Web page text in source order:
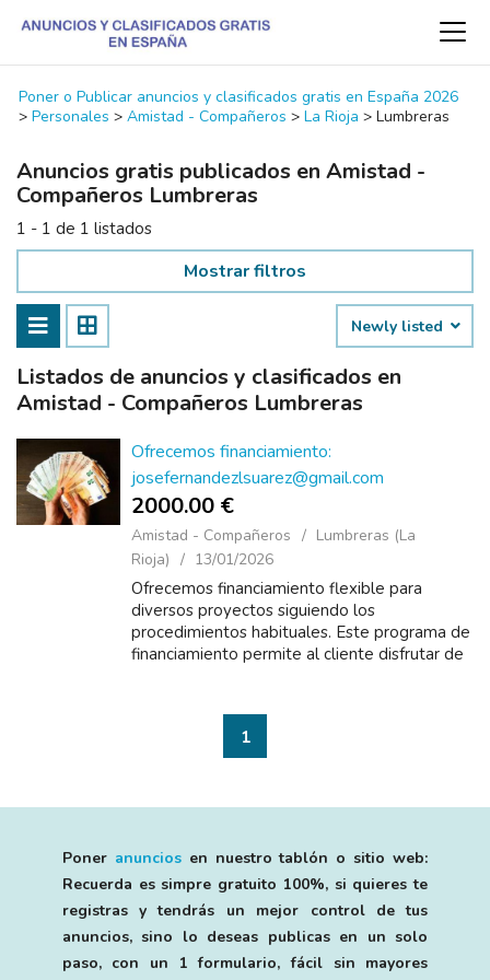
Poner o Publicar anuncios y clasificados gratis en España 2026
> Personales > Amistad - Compañeros > La Rioja > Lumbreras
Anuncios gratis publicados en Amistad -
Compañeros Lumbreras
1 - 1 de 1 listados
Mostrar filtros
Newly listed
Listados de anuncios y clasificados en
Amistad - Compañeros Lumbreras
Ofrecemos financiamiento:
josefernandezlsuarez@gmail.com
2000.00 €
Amistad - Compañeros
Lumbreras (La
Rioja)
13/01/2026
Ofrecemos financiamiento flexible para
diversos proyectos siguiendo los
procedimientos habituales. Este programa de
financiamiento permite al cliente disfrutar de
1
Poner anunciosen nuestro tablón o sitio web:
Recuerda es simpre gratuito 100%, si quieres te
registras y tendrás un mejor control de tus
anuncios, sino lo deseas publicas en un solo
paso, con un 1 formulario, fácil sin mayores